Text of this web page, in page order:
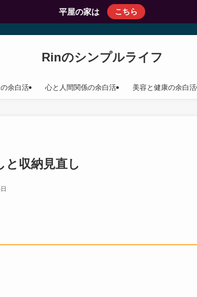
平屋の家は こちら
Rinのシンプルライフ
余白活 心と人間関係の余白活 美容と健康の余白活
と収納見直し